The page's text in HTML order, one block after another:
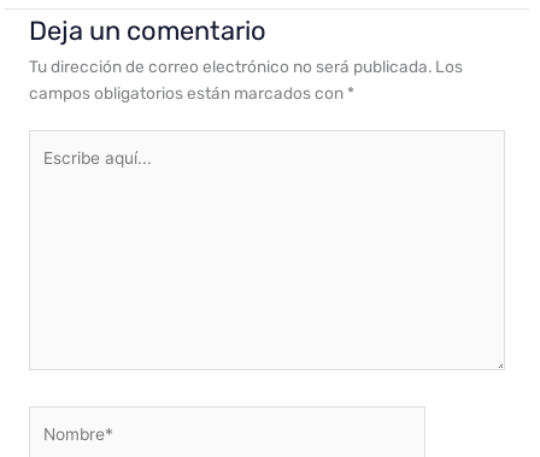
Deja un comentario
Tu dirección de correo electrónico no será publicada. Los
campos obligatorios están marcados con *
aquí...